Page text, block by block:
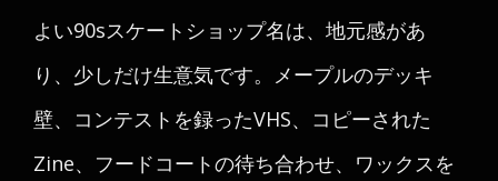
よい90sスケートショップ名は、地元感があ
り、少しだけ生意気です。メープルのデッキ
壁、コンテストを録ったVHS、コピーされた
Zine、フードコートの待ち合わせ、ワックスを